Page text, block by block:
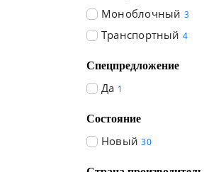
Моноблочный 3
Транспортный 4
Спецпредложение
Да 1
Состояние
Новый 30